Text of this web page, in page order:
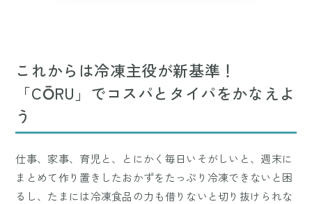
これからは冷凍主役が新基準！
「CŌRU」でコスパとタイパをかなえよ
う
仕事、家事、育児と、とにかく毎日いそがしいと、週末に
まとめて作り置きしたおかずをたっぷり冷凍できないと困
るし、たまには冷凍食品の力も借りないと切り抜けられな